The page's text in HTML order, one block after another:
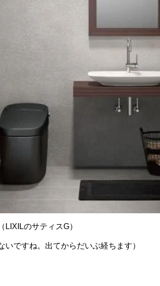
LIXILのサティスG）
いですね。出てからだいぶ経ちます）